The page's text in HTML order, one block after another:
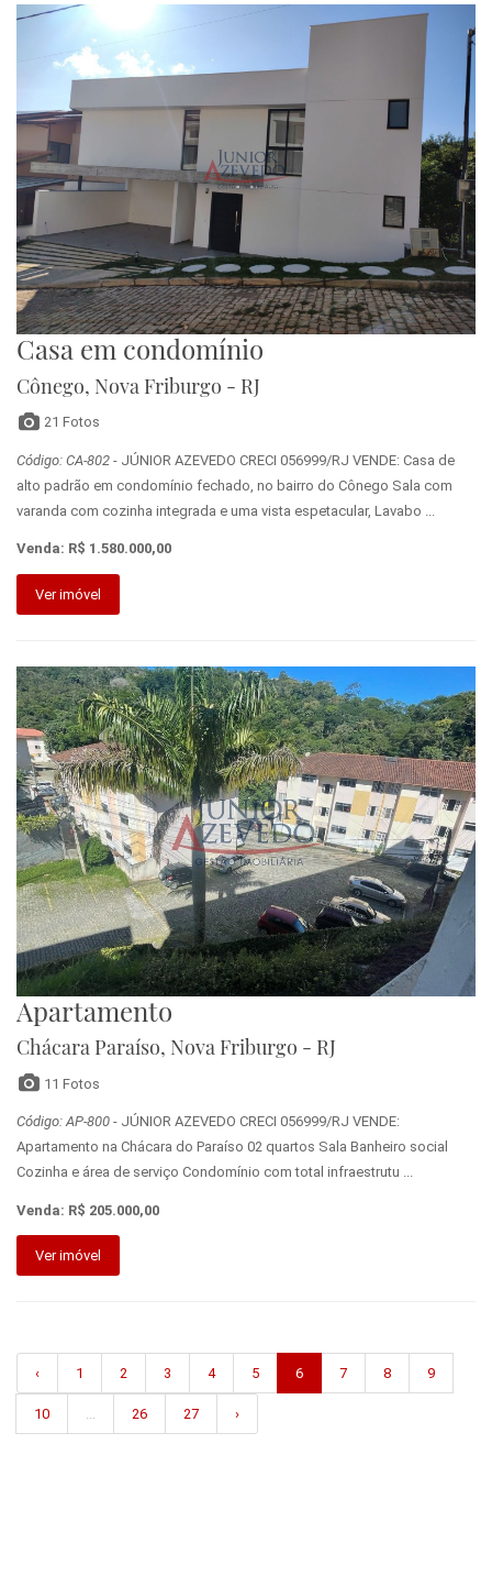
Casa em condomínio
Cônego, Nova Friburgo - RJ
21 Fotos
Código: CA-802 - JÚNIOR AZEVEDO CRECI 056999/RJ VENDE: Casa de
alto padrão em condomínio fechado, no bairro do Cônego Sala com
varanda com cozinha integrada e uma vista espetacular, Lavabo ...
Venda: R$ 1.580.000,00
Ver imóvel
Apartamento
Chácara Paraíso, Nova Friburgo - RJ
11 Fotos
Código: AP-800 - JÚNIOR AZEVEDO CRECI 056999/RJ VENDE:
Apartamento na Chácara do Paraíso 02 quartos Sala Banheiro social
Cozinha e área de serviço Condomínio com total infraestrutu ...
Venda: R$ 205.000,00
Ver imóvel
‹ 1 2 3 4 5 6 7 8 9
10 ... 26 27 ›